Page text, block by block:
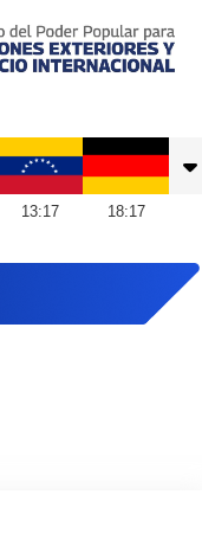
13:17 18:17